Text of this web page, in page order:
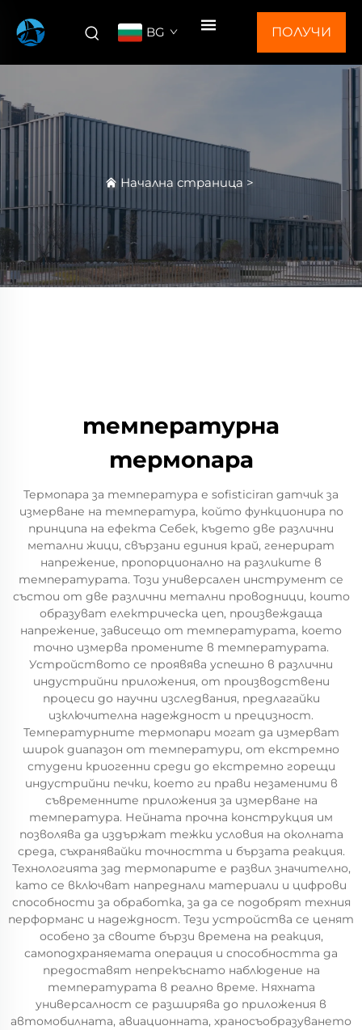
BG ПОЛУЧИ
Начална страница >
температурна
термопара
Термопара за температура е sofisticiran датчик за
измерване на температура, който функционира по
принципа на ефекта Себек, където две различни
метални жици, свързани единия край, генерират
напрежение, пропорционално на разликите в
температурата. Този универсален инструмент се
състои от две различни метални проводници, които
образуват електрическа цеп, произвеждаща
напрежение, зависещо от температурата, което
точно измерва промените в температурата.
Устройството се проявява успешно в различни
индустрийни приложения, от производствени
процеси до научни изследвания, предлагайки
изключителна надеждност и прецизност.
Температурните термопари могат да измерват
широк диапазон от температури, от екстремно
студени криогенни среди до екстремно горещи
индустрийни печки, което ги прави незаменими в
съвременните приложения за измерване на
температура. Нейната прочна конструкция им
позволява да издържат тежки условия на околната
среда, съхранявайки точността и бързата реакция.
Технологията зад термопарите е развил значително,
като се включват напреднали материали и цифрови
способности за обработка, за да се подобрят техния
перформанс и надеждност. Тези устройства се ценят
особено за своите бързи времена на реакция,
самоподхраняемата операция и способността да
предоставят непрекъснато наблюдение на
температурата в реално време. Няхната
универсалност се разширява до приложения в
автомобилната, авиационната, храносъобразуването